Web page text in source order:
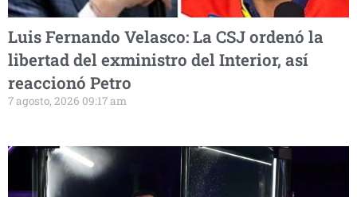
Luis Fernando Velasco: La CSJ ordenó la
libertad del exministro del Interior, así
reaccionó Petro
7 agosto, 2026 09:17 am